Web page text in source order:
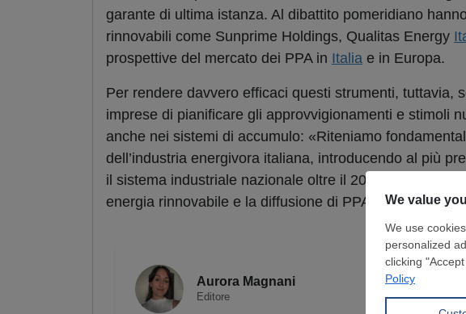
garante di ultima istanza. Al dibattito pomeridiano
rinnovabili come Sunprime Holdings, Qualitas Energy
prospettive del mercato dei PPA in Italia e in Europa.
Per rendere davvero efficaci questi strumenti, tuttavia,
imprese di pianificare gli approvvigionamenti e stimoli
anche nei sistemi di accumulo: «Riteniamo
dell’industria energivora italiana, introducendo al più
il sistema industriale nazionale oltre il 2027,
energia rinnovabile e la diffusione di PPA di lungo
Aurora Magnani
Editore